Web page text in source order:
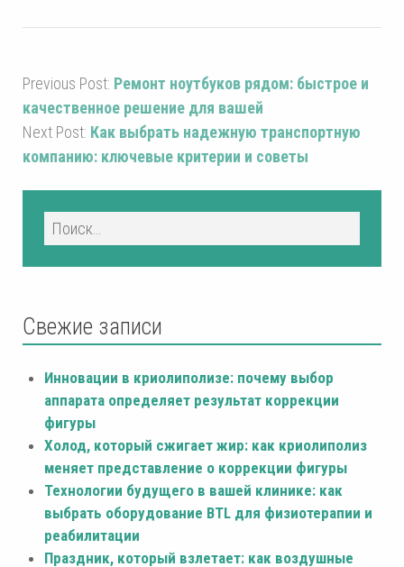
Previous Post: Ремонт ноутбуков рядом: быстрое и
качественное решение для вашей
Next Post: Как выбрать надежную транспортную
компанию: ключевые критерии и советы
Свежие записи
Инновации в криолиполизе: почему выбор
аппарата определяет результат коррекции
фигуры
Холод, который сжигает жир: как криолиполиз
меняет представление о коррекции фигуры
Технологии будущего в вашей клинике: как
выбрать оборудование BTL для физиотерапии и
реабилитации
Праздник, который взлетает: как воздушные